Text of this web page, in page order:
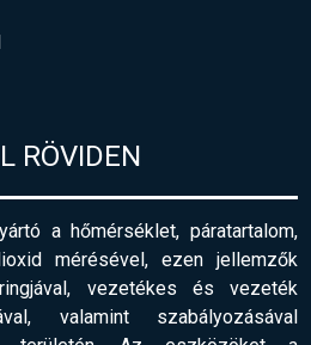
RÖVIDEN
a hőmérséklet, páratartalom,
mérésével, ezen jellemzők
vezetékes és vezeték
valamint szabályozásával